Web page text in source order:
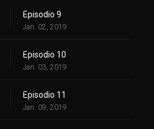
Episodio 9
Jan. 02, 2019
Episodio 10
Jan. 03, 2019
Episodio 11
Jan. 09, 2019